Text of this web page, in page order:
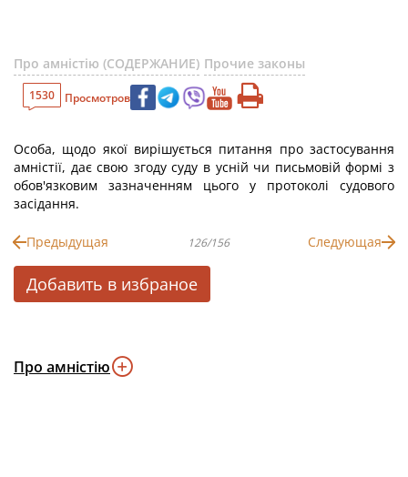
Про амністію (СОДЕРЖАНИЕ) Прочие законы
1530 Просмотров
Особа, щодо якої вирішується питання про застосування
амністії, дає свою згоду суду в усній чи письмовій формі з
обов'язковим зазначенням цього у протоколі судового
засідання.
Предыдущая 126/156 Следующая
Добавить в избраное
Про амністію